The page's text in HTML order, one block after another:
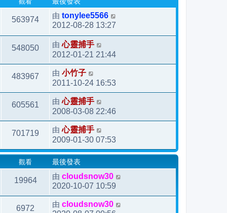
563974 由 tonylee5566
2012-08-28 13:27
548050 由心靈捕手
2012-01-21 21:44
483967 由 小竹子
2011-10-24 16:53
605561 由心靈捕手
2008-03-08 22:46
701719 由心靈捕手
2009-01-30 07:53
觀看 最後發表
19964 由 cloudsnow30
2020-10-07 10:59
6972 由 cloudsnow30